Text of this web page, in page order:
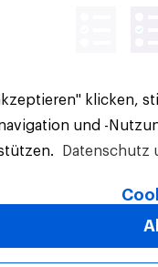
klicken,
und -
Datenschutz